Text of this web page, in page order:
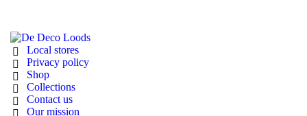
Local stores
Privacy policy
Shop
Collections
Contact us
Our mission